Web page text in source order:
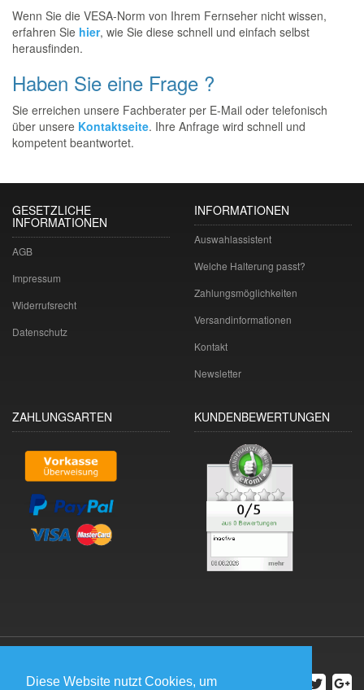
Diese Website nutzt Cookies, um
Wenn Sie die VESA-Norm von Ihrem Fernseher nicht wissen,
erfahren Sie hier, wie Sie diese schnell und einfach selbst
herausfinden.
Haben Sie eine Frage ?
Sie erreichen unsere Fachberater per E-Mail oder telefonisch
über unsere Kontaktseite. Ihre Anfrage wird schnell und
kompetent beantwortet.
GESETZLICHE
INFORMATIONEN
AGB
Impressum
Widerrufsrecht
Datenschutz
INFORMATIONEN
Auswahlassistent
Welche Halterung passt?
Zahlungsmöglichkeiten
Versandinformationen
Kontakt
Newsletter
ZAHLUNGSARTEN KUNDENBEWERTUNGEN